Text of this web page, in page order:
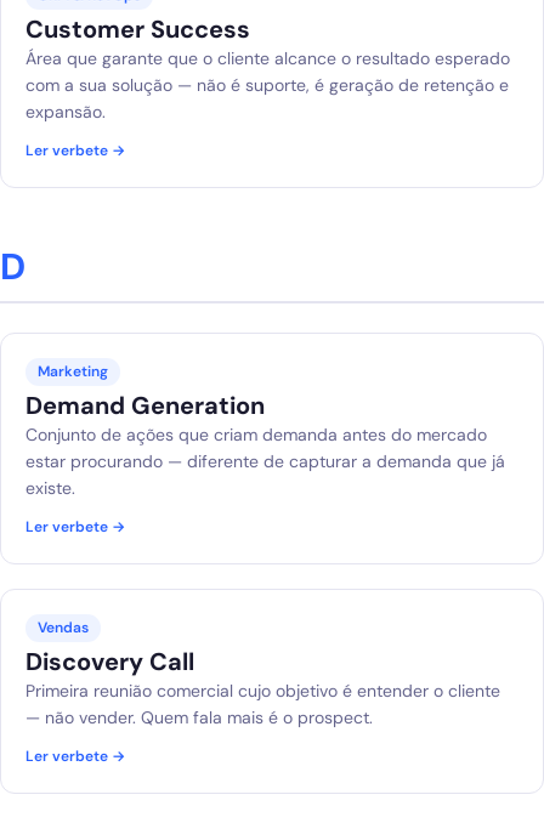
Customer Success
Área que garante que o cliente alcance o resultado esperado
com a sua solução — não é suporte, é geração de retenção e
expansão.
Ler verbete →
D
Marketing
Demand Generation
Conjunto de ações que criam demanda antes do mercado
estar procurando — diferente de capturar a demanda que já
existe.
Ler verbete →
Vendas
Discovery Call
Primeira reunião comercial cujo objetivo é entender o cliente
— não vender. Quem fala mais é o prospect.
Ler verbete →